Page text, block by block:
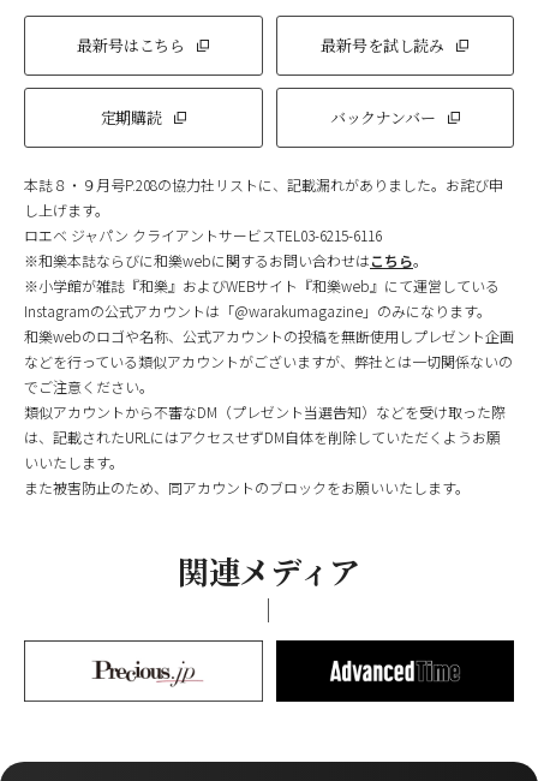
最新号はこちら 最新号を試し読み
定期購読 バックナンバー
本誌８・９月号P.208の協力社リストに、記載漏れがありました。お詫び申
し上げます。
ロエベ ジャパン クライアントサービスTEL03-6215-6116
※和樂本誌ならびに和樂webに関するお問い合わせはこちら。
※小学館が雑誌『和樂』およびWEBサイト『和樂web』にて運営している
Instagramの公式アカウントは「@warakumagazine」のみになります。
和樂webのロゴや名称、公式アカウントの投稿を無断使用しプレゼント企画
などを行っている類似アカウントがございますが、弊社とは一切関係ないの
でご注意ください。
類似アカウントから不審なDM（プレゼント当選告知）などを受け取った際
は、記載されたURLにはアクセスせずDM自体を削除していただくようお願
いいたします。
また被害防止のため、同アカウントのブロックをお願いいたします。
関連メディア